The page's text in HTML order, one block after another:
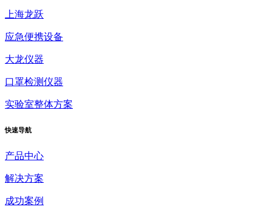
上海龙跃
应急便携设备
大龙仪器
口罩检测仪器
实验室整体方案
快速导航
产品中心
解决方案
成功案例